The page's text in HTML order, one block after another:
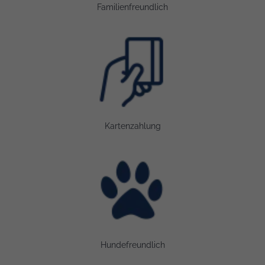
Familienfreundlich
Bild: Kartenzahlung
Kartenzahlung
Bild: Hundefreundlich
Hundefreundlich